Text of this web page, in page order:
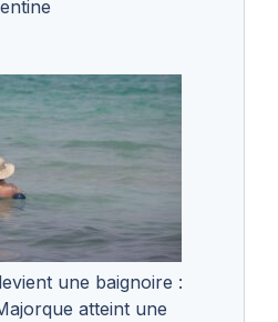
une baignoire :
atteint une